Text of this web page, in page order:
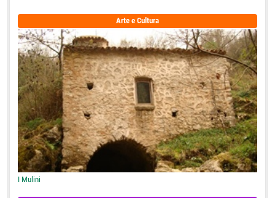
Arte e Cultura
I Mulini